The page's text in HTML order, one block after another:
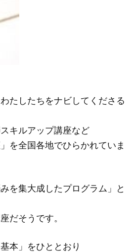
たしたちをナビしてくださる
キルアップ講座など
を全国各地でひらかれていま
を集大成したプログラム」と
だそうです。
本」をひととおり